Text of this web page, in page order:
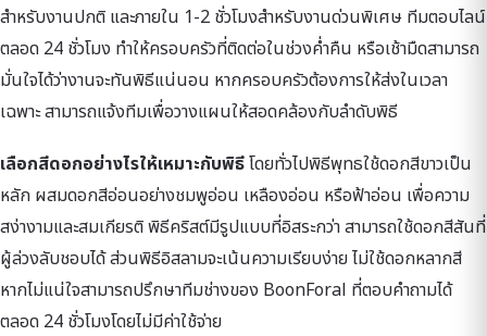
สำหรับงานปกติ และภายใน 1-2 ชั่วโมงสำหรับงานด่วนพิเศษ ทีมตอบไลน์
ตลอด 24 ชั่วโมง ทำให้ครอบครัวที่ติดต่อในช่วงค่ำคืน หรือเช้ามืดสามารถ
มั่นใจได้ว่างานจะทันพิธีแน่นอน หากครอบครัวต้องการให้ส่งในเวลา
เฉพาะ สามารถแจ้งทีมเพื่อวางแผนให้สอดคล้องกับลำดับพิธี
เลือกสีดอกอย่างไรให้เหมาะกับพิธีโดยทั่วไปพิธีพุทธใช้ดอกสีขาวเป็น
หลัก ผสมดอกสีอ่อนอย่างชมพูอ่อน เหลืองอ่อน หรือฟ้าอ่อน เพื่อความ
สง่างามและสมเกียรติ พิธีคริสต์มีรูปแบบที่อิสระกว่า สามารถใช้ดอกสีสันที่
ผู้ล่วงลับชอบได้ ส่วนพิธีอิสลามจะเน้นความเรียบง่าย ไม่ใช้ดอกหลากสี
หากไม่แน่ใจสามารถปรึกษาทีมช่างของ BoonForal ที่ตอบคำถามได้
ตลอด 24 ชั่วโมงโดยไม่มีค่าใช้จ่าย